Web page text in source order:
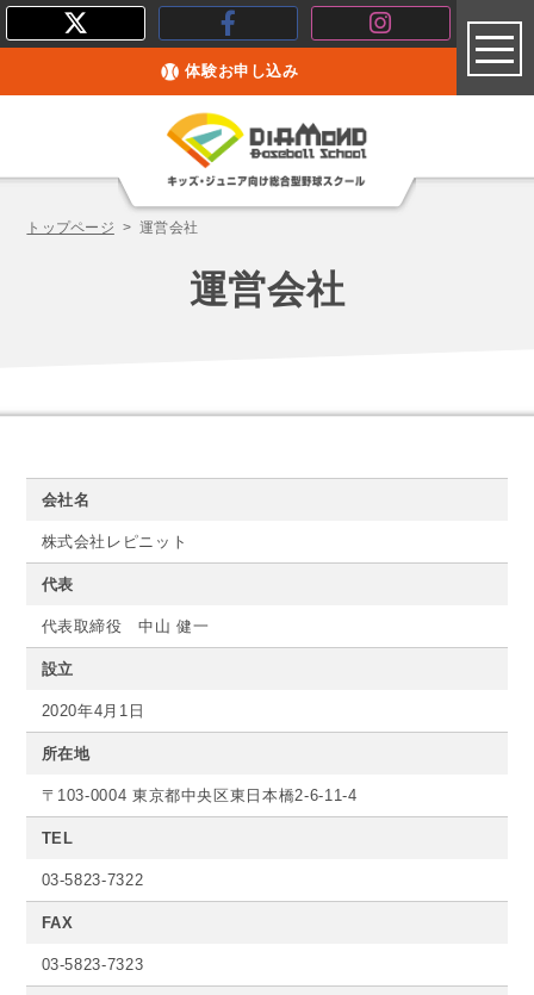
体験お申し込み
トップページ 運営会社
運営会社
会社名
株式会社レピニット
代表
代表取締役 中山 健一
設立
2020年4月1日
所在地
〒103-0004 東京都中央区東日本橋2-6-11-4
TEL
03-5823-7322
FAX
03-5823-7323